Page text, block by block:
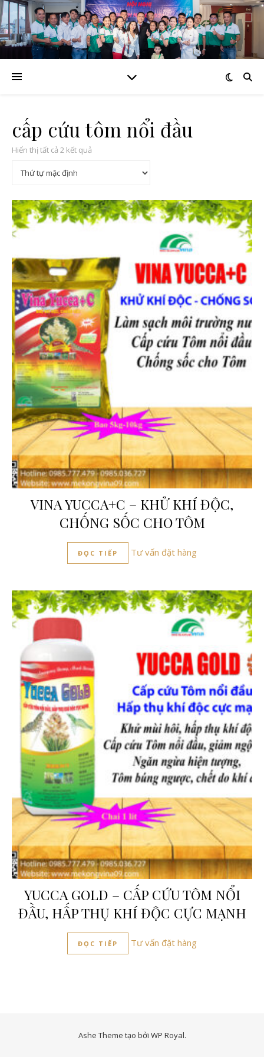
cấp cứu tôm nổi đầu
Hiển thị tất cả 2 kết quả
VINA YUCCA+C – KHỬ KHÍ ĐỘC,
CHỐNG SỐC CHO TÔM
ĐỌC TIẾP Tư vấn đặt hàng
YUCCA GOLD – CẤP CỨU TÔM NỔI
ĐẦU, HẤP THỤ KHÍ ĐỘC CỰC MẠNH
ĐỌC TIẾP Tư vấn đặt hàng
Ashe Theme tạo bởi WP Royal.